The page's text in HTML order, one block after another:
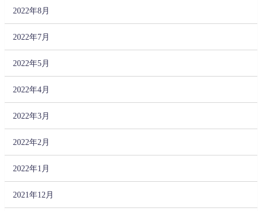
2022年8月
2022年7月
2022年5月
2022年4月
2022年3月
2022年2月
2022年1月
2021年12月